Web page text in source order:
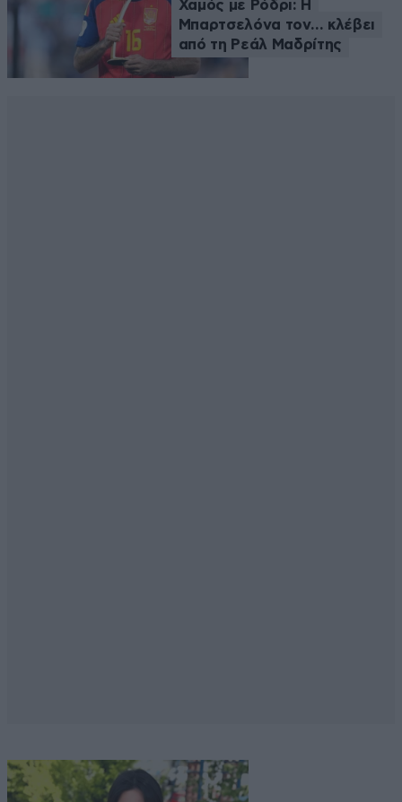
Χαμός με Ρόδρι: Η
Μπαρτσελόνα τον… κλέβει
από τη Ρεάλ Μαδρίτης